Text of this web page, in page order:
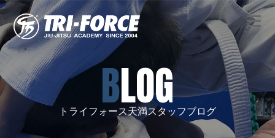
BLOG
トライフォース天満スタッフブログ